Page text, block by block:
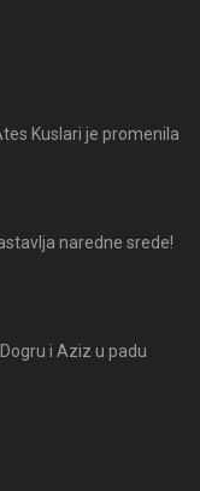
Kuslari je promenila
naredne srede!
i Aziz u padu